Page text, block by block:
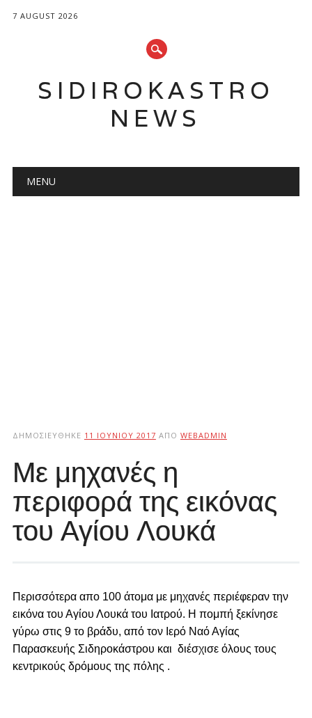
7 AUGUST 2026
SIDIROKASTRO
NEWS
Main menu
MENU
ΔΗΜΟΣΙΕΎΘΗΚΕ 11 ΙΟΥΝΊΟΥ 2017 ΑΠΌ WEBADMIN
Με μηχανές η
περιφορά της εικόνας
του Αγίου Λουκά
Περισσότερα απο 100 άτομα με μηχανές περιέφεραν την
εικόνα του Αγίου Λουκά του Ιατρού. Η πομπή ξεκίνησε
γύρω στις 9 το βράδυ, από τον Ιερό Ναό Αγίας
Παρασκευής Σιδηροκάστρου και διέσχισε όλους τους
κεντρικούς δρόμους της πόλης .